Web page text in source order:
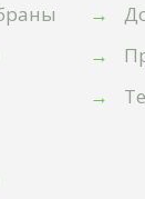
→
→
→